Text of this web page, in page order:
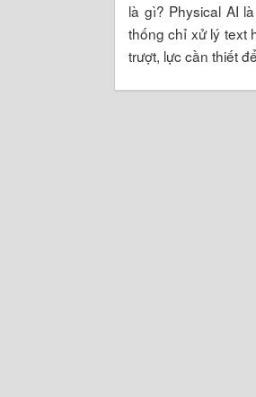
là gì? Physical AI
thống chỉ xử lý text
trượt, lực cần thiết